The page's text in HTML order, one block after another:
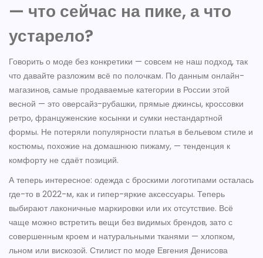
— что сейчас на пике, а что
устарело?
Говорить о моде без конкретики — совсем не наш подход, так
что давайте разложим всё по полочкам. По данным онлайн-
магазинов, самые продаваемые категории в России этой
весной — это оверсайз-рубашки, прямые джинсы, кроссовки
ретро, француженские косынки и сумки нестандартной
формы. Не потеряли популярности платья в бельевом стиле и
костюмы, похожие на домашнюю пижаму, — тенденция к
комфорту не сдаёт позиций.
А теперь интересное: одежда с броскими логотипами осталась
где-то в 2022-м, как и гипер-яркие аксессуары. Теперь
выбирают лаконичные маркировки или их отсутствие. Всё
чаще можно встретить вещи без видимых брендов, зато с
совершенным кроем и натуральными тканями — хлопком,
льном или вискозой. Стилист по моде Евгения Денисова